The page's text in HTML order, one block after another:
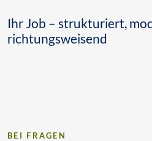
Ihr Job – strukturiert,
richtungsweisend
BEI FRAGEN